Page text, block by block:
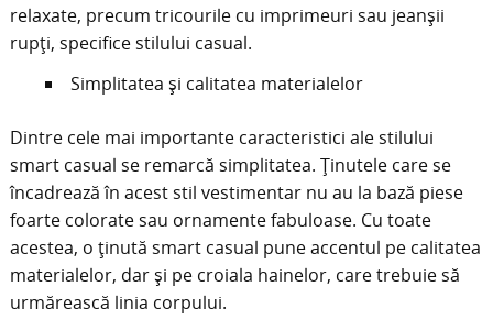
relaxate, precum tricourile cu imprimeuri sau jeanșii
rupți, specifice stilului casual.
Simplitatea și calitatea materialelor
Dintre cele mai importante caracteristici ale stilului
smart casual se remarcă simplitatea. Ținutele care se
încadrează în acest stil vestimentar nu au la bază piese
foarte colorate sau ornamente fabuloase. Cu toate
acestea, o ținută smart casual pune accentul pe calitatea
materialelor, dar și pe croiala hainelor, care trebuie să
urmărească linia corpului.